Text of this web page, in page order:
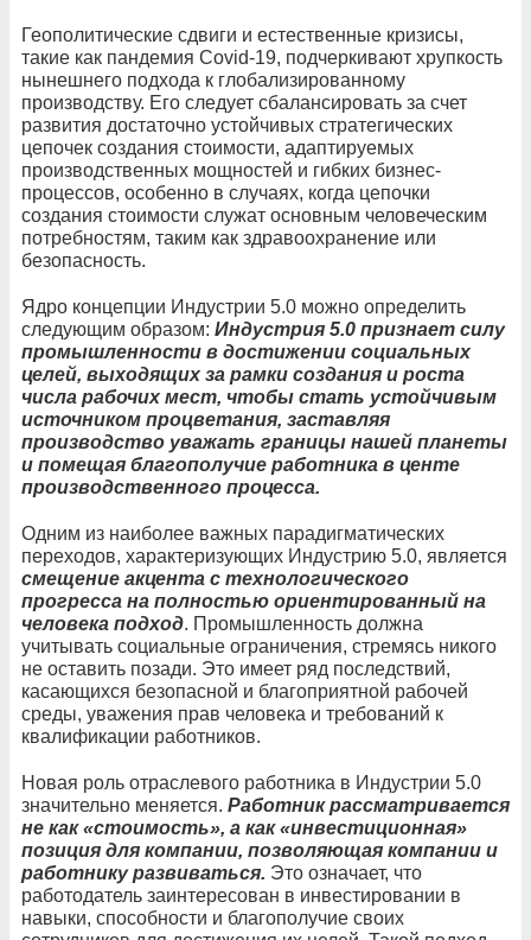
Геополитические сдвиги и естественные кризисы,
такие как пандемия Covid-19, подчеркивают хрупкость
нынешнего подхода к глобализированному
производству. Его следует сбалансировать за счет
развития достаточно устойчивых стратегических
цепочек создания стоимости, адаптируемых
производственных мощностей и гибких бизнес-
процессов, особенно в случаях, когда цепочки
создания стоимости служат основным человеческим
потребностям, таким как здравоохранение или
безопасность.
Ядро ​​концепции Индустрии 5.0 можно определить
следующим образом: Индустрия 5.0 признает силу
промышленности в достижении социальных
целей, выходящих за рамки создания и роста
числа рабочих мест, чтобы стать устойчивым
источником процветания, заставляя
производство уважать границы нашей планеты
и помещая благополучие работника в центе
производственного процесса.
Одним из наиболее важных парадигматических
переходов, характеризующих Индустрию 5.0, является
смещение акцента с технологического
прогресса на полностью ориентированный на
человека подход. Промышленность должна
учитывать социальные ограничения, стремясь никого
не оставить позади. Это имеет ряд последствий,
касающихся безопасной и благоприятной рабочей
среды, уважения прав человека и требований к
квалификации работников.
Новая роль отраслевого работника в Индустрии 5.0
значительно меняется. Работник рассматривается
не как «стоимость», а как «инвестиционная»
позиция для компании, позволяющая компании и
работнику развиваться. Это означает, что
работодатель заинтересован в инвестировании в
навыки, способности и благополучие своих